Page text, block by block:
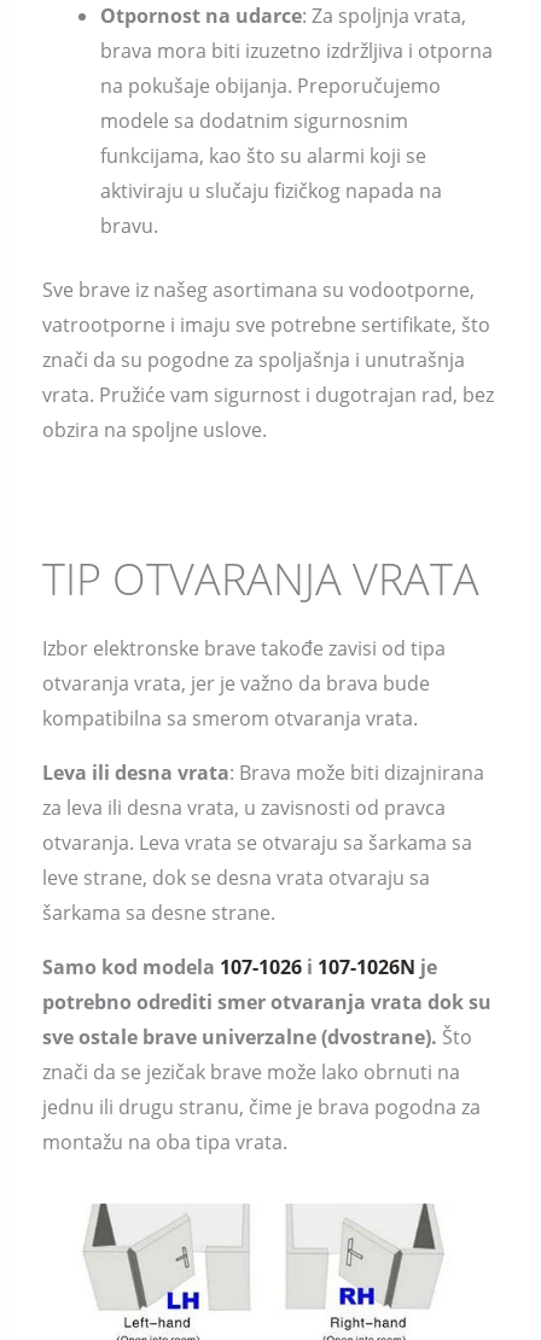
Otpornost na udarce: Za spoljnja vrata,
brava mora biti izuzetno izdržljiva i otporna
na pokušaje obijanja. Preporučujemo
modele sa dodatnim sigurnosnim
funkcijama, kao što su alarmi koji se
aktiviraju u slučaju fizičkog napada na
bravu.
Sve brave iz našeg asortimana su vodootporne,
vatrootporne i imaju sve potrebne sertifikate, što
znači da su pogodne za spoljašnja i unutrašnja
vrata. Pružiće vam sigurnost i dugotrajan rad, bez
obzira na spoljne uslove.
TIP OTVARANJA VRATA
Izbor elektronske brave takođe zavisi od tipa
otvaranja vrata, jer je važno da brava bude
kompatibilna sa smerom otvaranja vrata.
Leva ili desna vrata: Brava može biti dizajnirana
za leva ili desna vrata, u zavisnosti od pravca
otvaranja. Leva vrata se otvaraju sa šarkama sa
leve strane, dok se desna vrata otvaraju sa
šarkama sa desne strane.
Samo kod modela 107-1026i 107-1026N je
potrebno odrediti smer otvaranja vrata dok su
sve ostale brave univerzalne (dvostrane). Što
znači da se jezičak brave može lako obrnuti na
jednu ili drugu stranu, čime je brava pogodna za
montažu na oba tipa vrata.